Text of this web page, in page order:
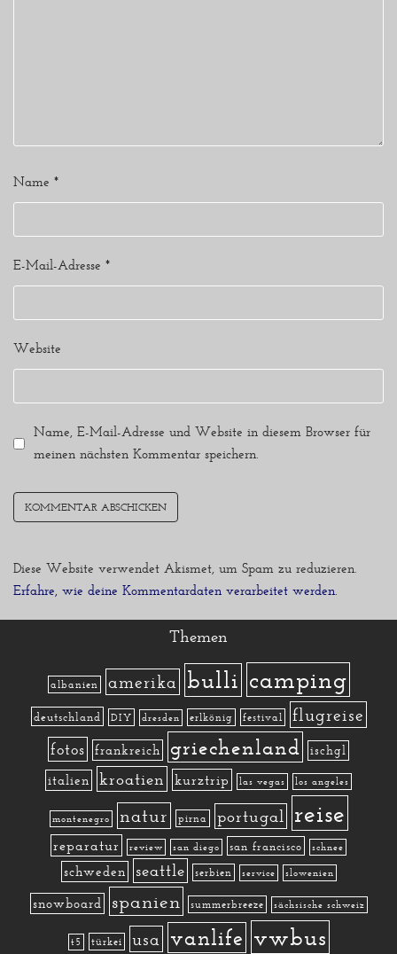
Name *
E-Mail-Adresse *
Website
Name, E-Mail-Adresse und Website in diesem Browser für
meinen nächsten Kommentar speichern.
Diese Website verwendet Akismet, um Spam zu reduzieren.
Erfahre, wie deine Kommentardaten verarbeitet werden.
Themen
albanien amerika bulli camping
deutschland DIY dresden erlkönig festival flugreise
fotos frankreich griechenland ischgl
italien kroatien kurztrip las vegas los angeles
montenegro natur pirna portugal reise
reparatur review san diego san francisco schnee
schweden seattle serbien service slowenien
snowboard spanien summerbreeze sächsische schweiz
t5 türkei usa vanlife vwbus